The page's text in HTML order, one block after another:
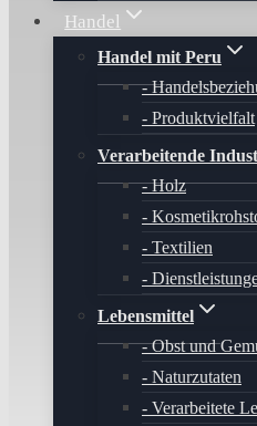
Handel
Handel mit Peru
Produktvielfalt
Verarbeitende
Holz
Textilien
Lebensmittel
Obst und
Naturzutaten
Verarbeitete